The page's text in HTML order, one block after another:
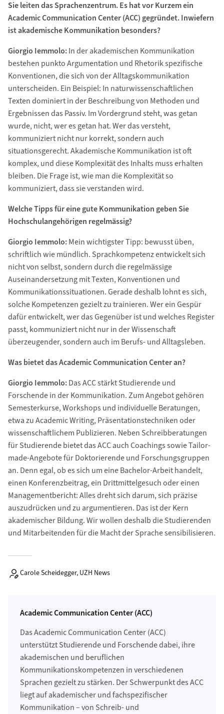
Sie leiten das Sprachenzentrum. Es hat vor Kurzem ein
Academic Communication Center (ACC) gegründet. Inwiefern
ist akademische Kommunikation besonders?
Giorgio Iemmolo:In der akademischen Kommunikation
bestehen punkto Argumentation und Rhetorik spezifische
Konventionen, die sich von der Alltagskommunikation
unterscheiden. Ein Beispiel: In naturwissenschaftlichen
Texten dominiert in der Beschreibung von Methoden und
Ergebnissen das Passiv. Im Vordergrund steht, was getan
wurde, nicht, wer es getan hat. Wer das versteht,
kommuniziert nicht nur korrekt, sondern auch
situationsgerecht. Akademische Kommunikation ist oft
komplex, und diese Komplexität des Inhalts muss erhalten
bleiben. Die Frage ist, wie man die Komplexität so
kommuniziert, dass sie verstanden wird.
Welche Tipps für eine gute Kommunikation geben Sie
Hochschulangehörigen regelmässig?
Giorgio Iemmolo:Mein wichtigster Tipp: bewusst üben,
schriftlich wie mündlich. Sprachkompetenz entwickelt sich
nicht von selbst, sondern durch die regelmässige
Auseinandersetzung mit Texten, Konventionen und
Kommunikationssituationen. Gerade deshalb lohnt es sich,
solche Kompetenzen gezielt zu trainieren. Wer ein Gespür
dafür entwickelt, wer das Gegenüber ist und welches Register
passt, kommuniziert nicht nur in der Wissenschaft
überzeugender, sondern auch im Berufs- und Alltagsleben.
Was bietet das Academic Communication Center an?
Giorgio Iemmolo:Das ACC stärkt Studierende und
Forschende in der Kommunikation. Zum Angebot gehören
Semesterkurse, Workshops und individuelle Beratungen,
etwa zu Academic Writing, Präsentationstechniken oder
wissenschaftlichem Publizieren. Neben Schreibberatungen
für Studierende bietet das ACC auch Coachings sowie Tailor-
made-Angebote für Doktorierende und Forschungsgruppen
an. Denn egal, ob es sich um eine Bachelor-Arbeit handelt,
einen Konferenzbeitrag, ein Drittmittelgesuch oder einen
Managementbericht: Alles dreht sich darum, sich präzise
auszudrücken und zu argumentieren. Das ist der Kern
akademischer Bildung. Wir wollen deshalb die Studierenden
und Mitarbeitenden für die Macht der Sprache sensibilisieren.
Carole Scheidegger, UZH News
Academic Communication Center (ACC)
Das Academic Communication Center (ACC)
unterstützt Studierende und Forschende dabei, ihre
akademischen und beruflichen
Kommunikationskompetenzen in verschiedenen
Sprachen gezielt zu stärken. Der Schwerpunkt des ACC
liegt auf akademischer und fachspezifischer
Kommunikation – von Schreib- und